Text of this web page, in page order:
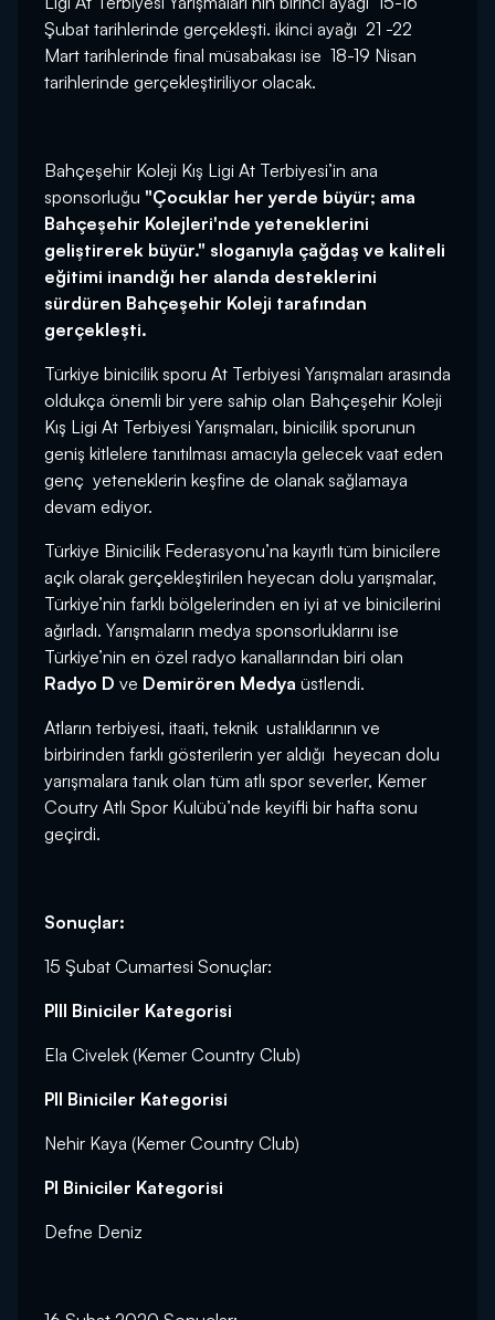
Şubat tarihlerinde gerçekleşti. ikinci ayağı 21 -22
Mart tarihlerinde final müsabakası ise 18-19 Nisan
tarihlerinde gerçekleştiriliyor olacak.
Bahçeşehir Koleji Kış Ligi At Terbiyesi’in ana
sponsorluğu "Çocuklar her yerde büyür; ama
Bahçeşehir Kolejleri'nde yeteneklerini
geliştirerek büyür." sloganıyla çağdaş ve kaliteli
eğitimi inandığı her alanda desteklerini
sürdüren Bahçeşehir Koleji tarafından
gerçekleşti.
Türkiye binicilik sporu At Terbiyesi Yarışmaları arasında
oldukça önemli bir yere sahip olan Bahçeşehir Koleji
Kış Ligi At Terbiyesi Yarışmaları, binicilik sporunun
geniş kitlelere tanıtılması amacıyla gelecek vaat eden
genç yeteneklerin keşfine de olanak sağlamaya
devam ediyor.
Türkiye Binicilik Federasyonu’na kayıtlı tüm binicilere
açık olarak gerçekleştirilen heyecan dolu yarışmalar,
Türkiye’nin farklı bölgelerinden en iyi at ve binicilerini
ağırladı. Yarışmaların medya sponsorluklarını ise
Türkiye’nin en özel radyo kanallarından biri olan
Radyo D ve Demirören Medya üstlendi.
Atların terbiyesi, itaati, teknik ustalıklarının ve
birbirinden farklı gösterilerin yer aldığı heyecan dolu
yarışmalara tanık olan tüm atlı spor severler, Kemer
Coutry Atlı Spor Kulübü’nde keyifli bir hafta sonu
geçirdi.
Sonuçlar:
15 Şubat Cumartesi Sonuçlar:
PIII Biniciler Kategorisi
Ela Civelek (Kemer Country Club)
PII Biniciler Kategorisi
Nehir Kaya (Kemer Country Club)
PI Biniciler Kategorisi
Defne Deniz